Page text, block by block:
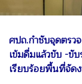
ศปถ.กำชับจุดตรว
เข้มดื่มแล้วขับ -ขั
เรียบร้อยพื้นที่จัด